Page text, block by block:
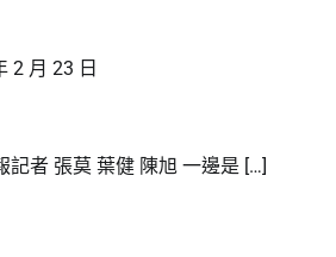
2 月 23 日
記者 張莫 葉健 陳旭 一邊是 […]